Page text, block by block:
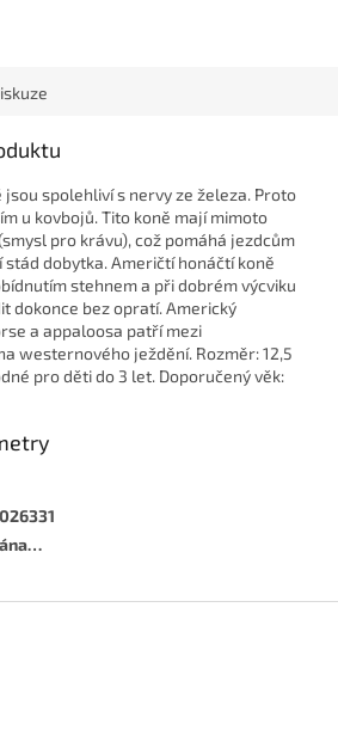
spolehliví s nervy ze železa. Proto
u kovbojů. Tito koně mají mimoto
pro krávu), což pomáhá jezdcům
dobytka. Američtí honáčtí koně
stehnem a při dobrém výcviku
dokonce bez opratí. Americký
a appaloosa patří mezi
westernového ježdění. Rozměr: 12,5
pro děti do 3 let. Doporučený věk: